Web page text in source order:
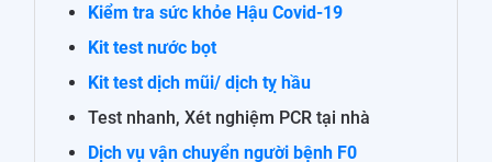
Kiểm tra sức khỏe Hậu Covid-19
Kit test nước bọt
Kit test dịch mũi/ dịch tỵ hầu
Test nhanh, Xét nghiệm PCR tại nhà
Dịch vụ vận chuyển người bệnh F0